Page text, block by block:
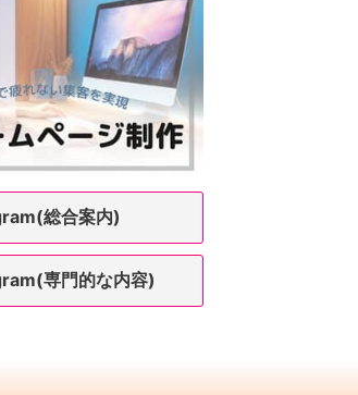
総合案内)
専門的な内容)